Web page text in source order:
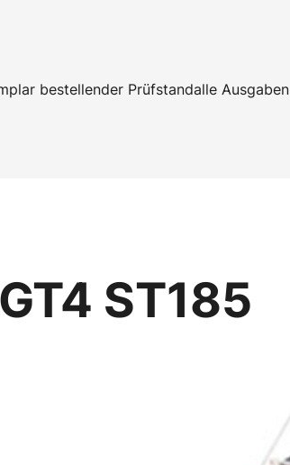
bestellender Prüfstandalle Ausgaben
ST185